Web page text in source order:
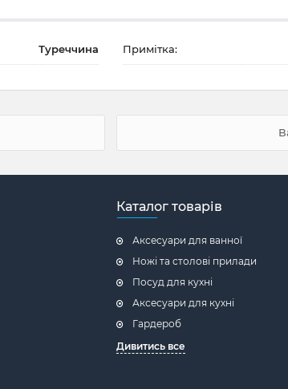
Туреччина Примітка:
Каталог товарів
Аксесуари для ванної
Ножі та столові прилади
Посуд для кухні
Аксесуари для кухні
Гардероб
Дивитись все